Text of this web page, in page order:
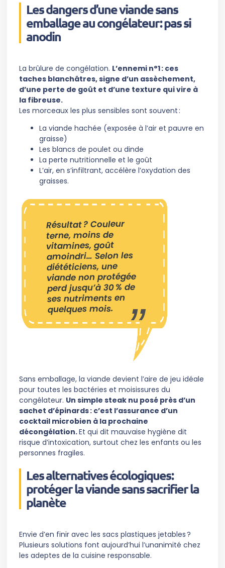
Les dangers d’une viande sans
emballage au congélateur : pas si
anodin
La brûlure de congélation. L’ennemi n°1 : ces
taches blanchâtres, signe d’un assèchement,
d’une perte de goût et d’une texture qui vire à
la fibreuse.
Les morceaux les plus sensibles sont souvent :
La viande hachée (exposée à l’air et pauvre en
graisse)
Les blancs de poulet ou dinde
La perte nutritionnelle et le goût
L’air, en s’infiltrant, accélère l’oxydation des
graisses.
Résultat ? Couleur
terne, moins de
vitamines, goût
amoindri… Selon les
diététiciens, une
viande non protégée
perd jusqu’à 30 % de
ses nutriments en
quelques mois.
Sans emballage, la viande devient l’aire de jeu idéale
pour toutes les bactéries et moisissures du
congélateur. Un simple steak nu posé près d’un
sachet d’épinards : c’est l’assurance d’un
cocktail microbien à la prochaine
décongélation.Et qui dit mauvaise hygiène dit
risque d’intoxication, surtout chez les enfants ou les
personnes fragiles.
Les alternatives écologiques :
protéger la viande sans sacrifier la
planète
Envie d’en finir avec les sacs plastiques jetables ?
Plusieurs solutions font aujourd’hui l’unanimité chez
les adeptes de la cuisine responsable.